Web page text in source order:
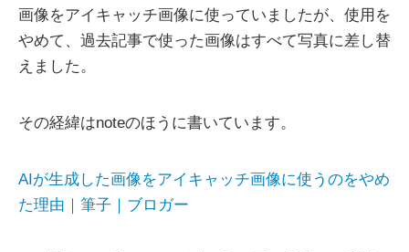
画像をアイキャッチ画像に使っていましたが、使用を
やめて、過去記事で使った画像はすべて写真に差し替
えました。
その経緯はnoteのほうに書いています。
AIが生成した画像をアイキャッチ画像に使うのをやめ
た理由｜筆子｜ブロガー